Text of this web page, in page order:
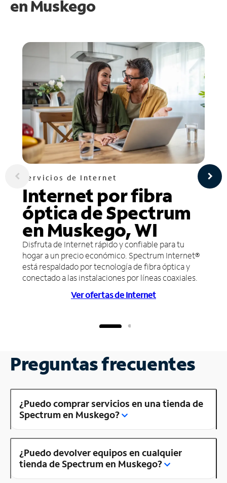
enMuskego
Servicios de Internet
Internet por fibra
óptica de Spectrum
en Muskego, WI
Disfruta de Internet rápido y confiable para tu
hogar a un precio económico. Spectrum Internet®
está respaldado por tecnología de fibra óptica y
conectado a las instalaciones por líneas coaxiales.
Ver ofertas de Internet
Preguntas frecuentes
¿Puedo comprar servicios en una tienda de
Spectrum en Muskego?
¿Puedo devolver equipos en cualquier
tienda de Spectrum en Muskego?